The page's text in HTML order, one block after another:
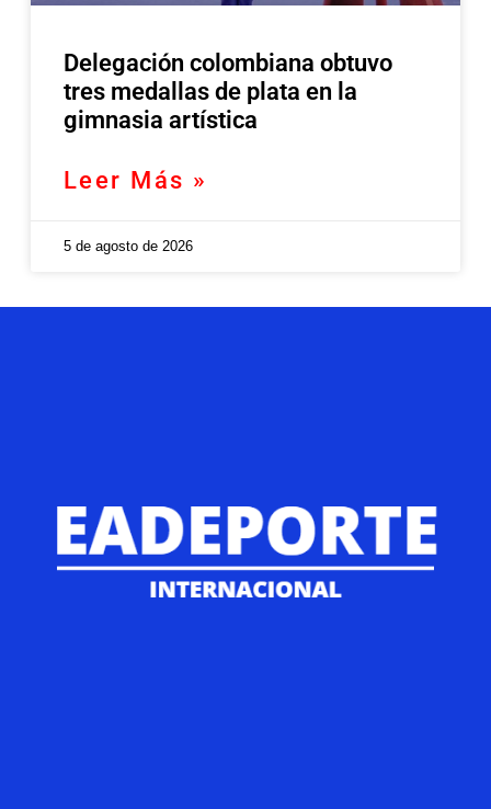
Delegación colombiana obtuvo
tres medallas de plata en la
gimnasia artística
Leer Más »
5 de agosto de 2026